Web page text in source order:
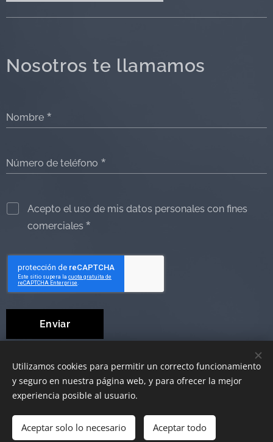
Añadir a la cesta
Nosotros te llamamos
Nombre
Número de teléfono
Acepto el uso de mis datos personales con fines
comerciales
Enviar
© 2019 Ayudas Técnicas al Dependiente Cookies
Utilizamos cookies para permitir un correcto funcionamiento
y seguro en nuestra página web, y para ofrecer la mejor
experiencia posible al usuario.
Aceptar solo lo necesario Aceptar todo